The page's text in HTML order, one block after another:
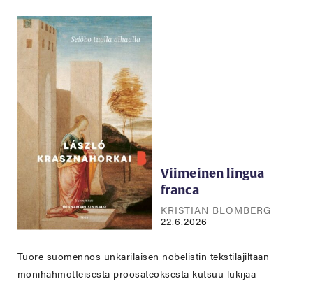
Viimeinen lingua
franca
KRISTIAN BLOMBERG
22.6.2026
Tuore suomennos unkarilaisen nobelistin tekstilajiltaan
monihahmotteisesta proosateoksesta kutsuu lukijaa